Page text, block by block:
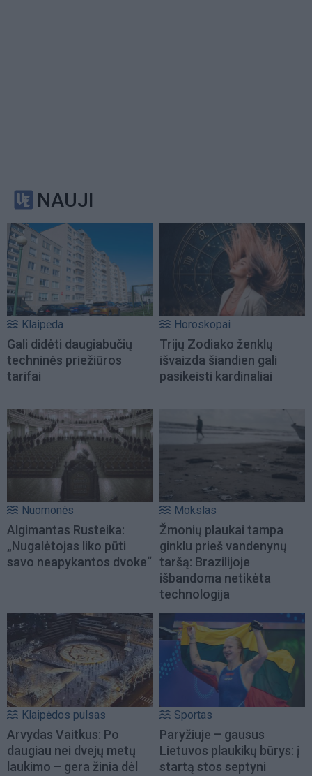
NAUJI
Klaipėda
Gali didėti daugiabučių
techninės priežiūros
tarifai
Horoskopai
Trijų Zodiako ženklų
išvaizda šiandien gali
pasikeisti kardinaliai
Nuomonės
Algimantas Rusteika:
„Nugalėtojas liko pūti
savo neapykantos dvoke“
Mokslas
Žmonių plaukai tampa
ginklu prieš vandenynų
taršą: Brazilijoje
išbandoma netikėta
technologija
Klaipėdos pulsas
Arvydas Vaitkus: Po
daugiau nei dvejų metų
laukimo – gera žinia dėl
Sportas
Paryžiuje – gausus
Lietuvos plaukikų būrys: į
startą stos septyni